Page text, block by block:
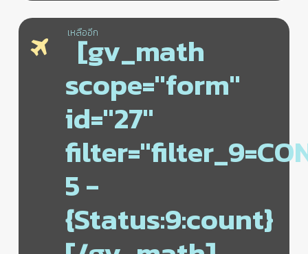
เหลืออีก
[gv_math
scope="form"
id="27"
5 -
{Status:9:count}